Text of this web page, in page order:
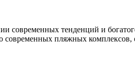
тенденций и
пляжных